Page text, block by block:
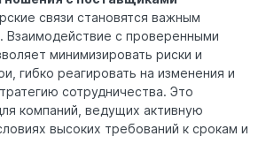
связи становятся важным
Взаимодействие с проверенными
минимизировать риски и
гибко реагировать на изменения и
сотрудничества. Это
компаний, ведущих активную
высоких требований к срокам и